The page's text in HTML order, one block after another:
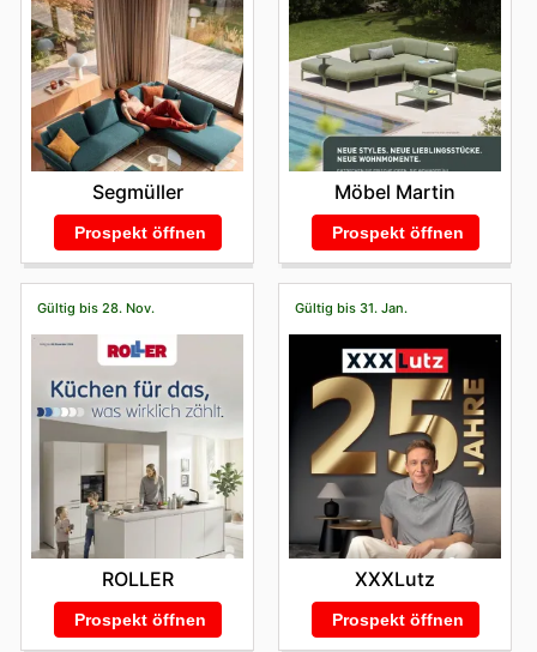
Segmüller
Prospekt öffnen
Möbel Martin
Prospekt öffnen
Gültig bis 28. Nov.
ROLLER
Prospekt öffnen
Gültig bis 31. Jan.
XXXLutz
Prospekt öffnen